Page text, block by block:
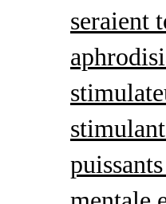
seraient